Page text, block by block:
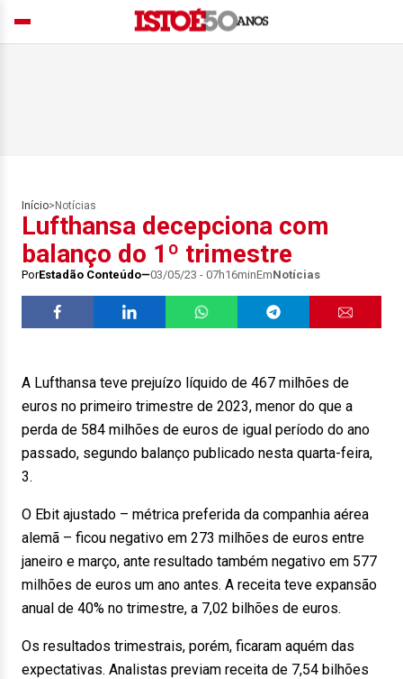
Início> Notícias
Lufthansa decepciona com
balanço do 1º trimestre
PorEstadão Conteúdo 03/05/23 - 07h16minEmNotícias
A Lufthansa teve prejuízo líquido de 467 milhões de
euros no primeiro trimestre de 2023, menor do que a
perda de 584 milhões de euros de igual período do ano
passado, segundo balanço publicado nesta quarta-feira,
3.
O Ebit ajustado – métrica preferida da companhia aérea
alemã – ficou negativo em 273 milhões de euros entre
janeiro e março, ante resultado também negativo em 577
milhões de euros um ano antes. A receita teve expansão
anual de 40% no trimestre, a 7,02 bilhões de euros.
Os resultados trimestrais, porém, ficaram aquém das
expectativas. Analistas previam receita de 7,54 bilhões